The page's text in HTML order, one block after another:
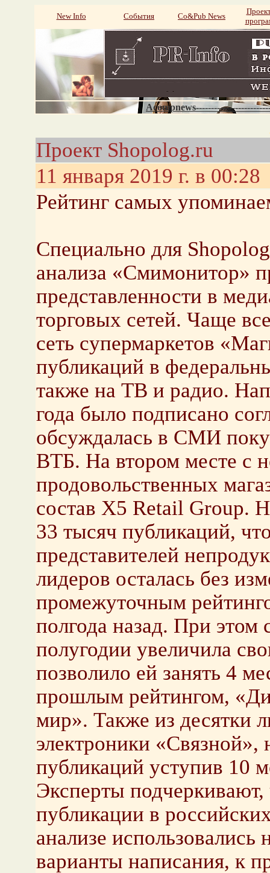
New Info События Со&Pub News
Проект Shopolog.ru
11 января 2019 г. в 00:28
Рейтинг самых
Специально для
анализа «Смимонитор»
представленности в
торговых сетей. Чаще
сеть супермаркетов
публикаций в
также на ТВ и радио.
года было подписано
обсуждалась в СМИ
ВТБ. На втором месте с
продовольственных
состав X5 Retail
33 тысяч публикаций,
представителей
лидеров осталась без
промежуточным
полгода назад. При этом
полугодии увеличила
позволило ей занять 4
прошлым рейтингом,
мир». Также из десятки
электроники «Связной»,
публикаций уступив 10
Эксперты подчеркивают,
публикации в
анализе
варианты написания, к